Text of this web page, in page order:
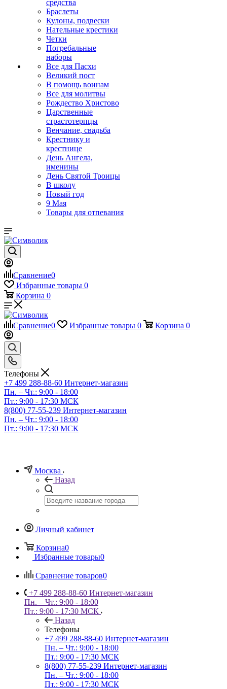
средства
Браслеты
Кулоны, подвески
Нательные крестики
Четки
Погребальные
наборы
Все для Пасхи
Великий пост
В помощь воинам
Все для молитвы
Рождество Христово
Царственные
страстотерпцы
Венчание, свадьба
Крестнику и
крестнице
День Ангела,
именины
День Святой Троицы
В школу
Новый год
9 Мая
Товары для отпевания
Сравнение0
Избранные товары 0
Корзина 0
Сравнение0 Избранные товары 0 Корзина 0
Телефоны
+7 499 288-88-60 Интернет-магазин
Пн. – Чт.: 9:00 - 18:00
Пт.: 9:00 - 17:30 МСК
8(800) 77-55-239 Интернет-магазин
Пн. – Чт.: 9:00 - 18:00
Пт.: 9:00 - 17:30 МСК
Москва
Назад
Личный кабинет
Корзина0
Избранные товары0
Сравнение товаров0
+7 499 288-88-60 Интернет-магазин
Пн. – Чт.: 9:00 - 18:00
Пт.: 9:00 - 17:30 МСК
Назад
Телефоны
+7 499 288-88-60 Интернет-магазин
Пн. – Чт.: 9:00 - 18:00
Пт.: 9:00 - 17:30 МСК
8(800) 77-55-239 Интернет-магазин
Пн. – Чт.: 9:00 - 18:00
Пт.: 9:00 - 17:30 МСК